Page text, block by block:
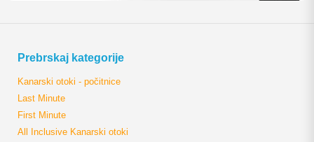
Prebrskaj kategorije
Kanarski otoki - počitnice
Last Minute
First Minute
All Inclusive Kanarski otoki